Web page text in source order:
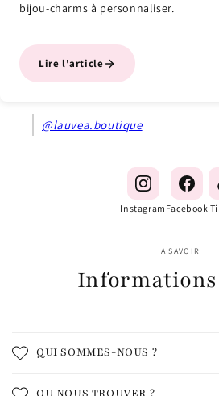
bijou-charms à personnaliser.
Lire l'article
@lauvea.boutique
Instagram Facebook
A SAVOIR
QUI SOMMES-NOUS ?